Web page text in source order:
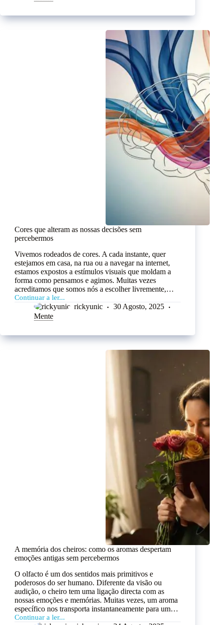
Cores que alteram as nossas decisões sem
percebermos
Vivemos rodeados de cores. A cada instante, quer
estejamos em casa, na rua ou a navegar na internet,
estamos expostos a estímulos visuais que moldam a
forma como pensamos e agimos. Muitas vezes
acreditamos que somos nós a escolher livremente,…
Continuar a ler...
rickyunic
30 Agosto, 2025
Mente
A memória dos cheiros: como os aromas despertam
emoções antigas sem percebermos
O olfacto é um dos sentidos mais primitivos e
poderosos do ser humano. Diferente da visão ou
audição, o cheiro tem uma ligação directa com as
nossas emoções e memórias. Muitas vezes, um aroma
específico nos transporta instantaneamente para um…
Continuar a ler...